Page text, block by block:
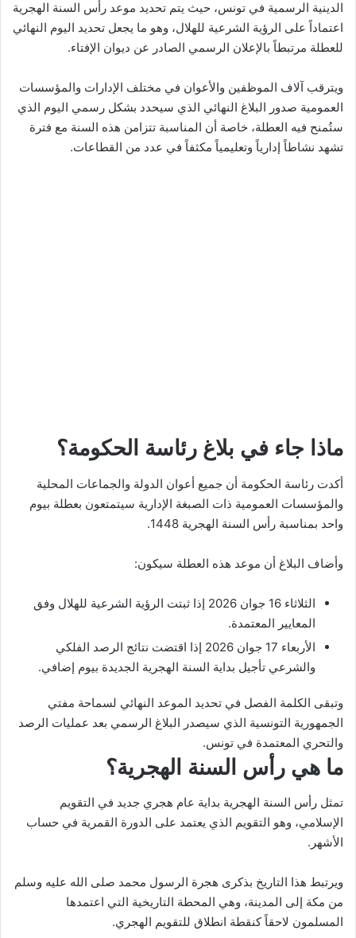
الدينية الرسمية في تونس، حيث يتم تحديد موعد رأس السنة الهجرية
اعتماداً على الرؤية الشرعية للهلال، وهو ما يجعل تحديد اليوم النهائي
للعطلة مرتبطاً بالإعلان الرسمي الصادر عن ديوان الإفتاء.
ويترقب آلاف الموظفين والأعوان في مختلف الإدارات والمؤسسات
العمومية صدور البلاغ النهائي الذي سيحدد بشكل رسمي اليوم الذي
ستُمنح فيه العطلة، خاصة أن المناسبة تتزامن هذه السنة مع فترة
تشهد نشاطاً إدارياً وتعليمياً مكثفاً في عدد من القطاعات.
ماذا جاء في بلاغ رئاسة الحكومة؟
أكدت رئاسة الحكومة أن جميع أعوان الدولة والجماعات المحلية
والمؤسسات العمومية ذات الصبغة الإدارية سيتمتعون بعطلة بيوم
واحد بمناسبة رأس السنة الهجرية 1448.
وأضاف البلاغ أن موعد هذه العطلة سيكون:
الثلاثاء 16 جوان 2026 إذا ثبتت الرؤية الشرعية للهلال وفق
المعايير المعتمدة.
الأربعاء 17 جوان 2026 إذا اقتضت نتائج الرصد الفلكي
والشرعي تأجيل بداية السنة الهجرية الجديدة بيوم إضافي.
وتبقى الكلمة الفصل في تحديد الموعد النهائي لسماحة مفتي
الجمهورية التونسية الذي سيصدر البلاغ الرسمي بعد عمليات الرصد
والتحري المعتمدة في تونس.
ما هي رأس السنة الهجرية؟
تمثل رأس السنة الهجرية بداية عام هجري جديد في التقويم
الإسلامي، وهو التقويم الذي يعتمد على الدورة القمرية في حساب
الأشهر.
ويرتبط هذا التاريخ بذكرى هجرة الرسول محمد صلى الله عليه وسلم
من مكة إلى المدينة، وهي المحطة التاريخية التي اعتمدها
المسلمون لاحقاً كنقطة انطلاق للتقويم الهجري.